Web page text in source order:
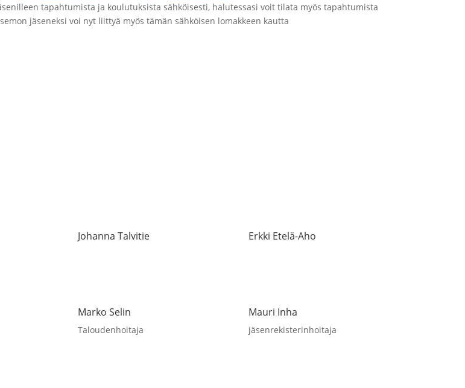
tapahtumista ja koulutuksista sähköisesti, halutessasi voit tilata myös tapahtumista
jäseneksi voi nyt liittyä myös tämän sähköisen lomakkeen kautta
Johanna Talvitie Erkki Etelä-Aho
Marko Selin
Taloudenhoitaja
Mauri Inha
jäsenrekisterinhoitaja